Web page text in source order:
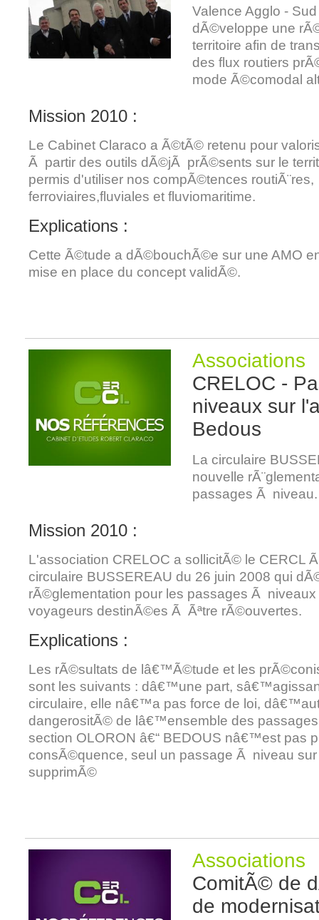
Valence Agglo -
dÃ©veloppe une
territoire afin de
des flux routiers
mode Ã©comodal
Mission 2010 :
Le Cabinet Claraco a Ã©tÃ© retenu pour
Ã partir des outils dÃ©jÃ prÃ©sents sur le
permis d'utiliser nos compÃ©tences routiÃ¨res,
ferroviaires,fluviales et fluviomaritime.
Explications :
Cette Ã©tude a dÃ©bouchÃ©e sur une AMO
mise en place du concept validÃ©.
Associations
CRELOC -
niveaux sur
Bedous
La circulaire
nouvelle
passages Ã niveau.
Mission 2010 :
L'association CRELOC a sollicitÃ© le CERCL
circulaire BUSSEREAU du 26 juin 2008 qui
rÃ©glementation pour les passages Ã
voyageurs destinÃ©es Ã Ãªtre rÃ©ouvertes.
Explications :
Les rÃ©sultats de lâ€™Ã©tude et les
sont les suivants : dâ€™une part,
circulaire, elle nâ€™a pas force de loi,
dangerositÃ© de lâ€™ensemble des
section OLORON â€“ BEDOUS nâ€™est pas
consÃ©quence, seul un passage Ã niveau sur
supprimÃ©
Associations
ComitÃ© de
de